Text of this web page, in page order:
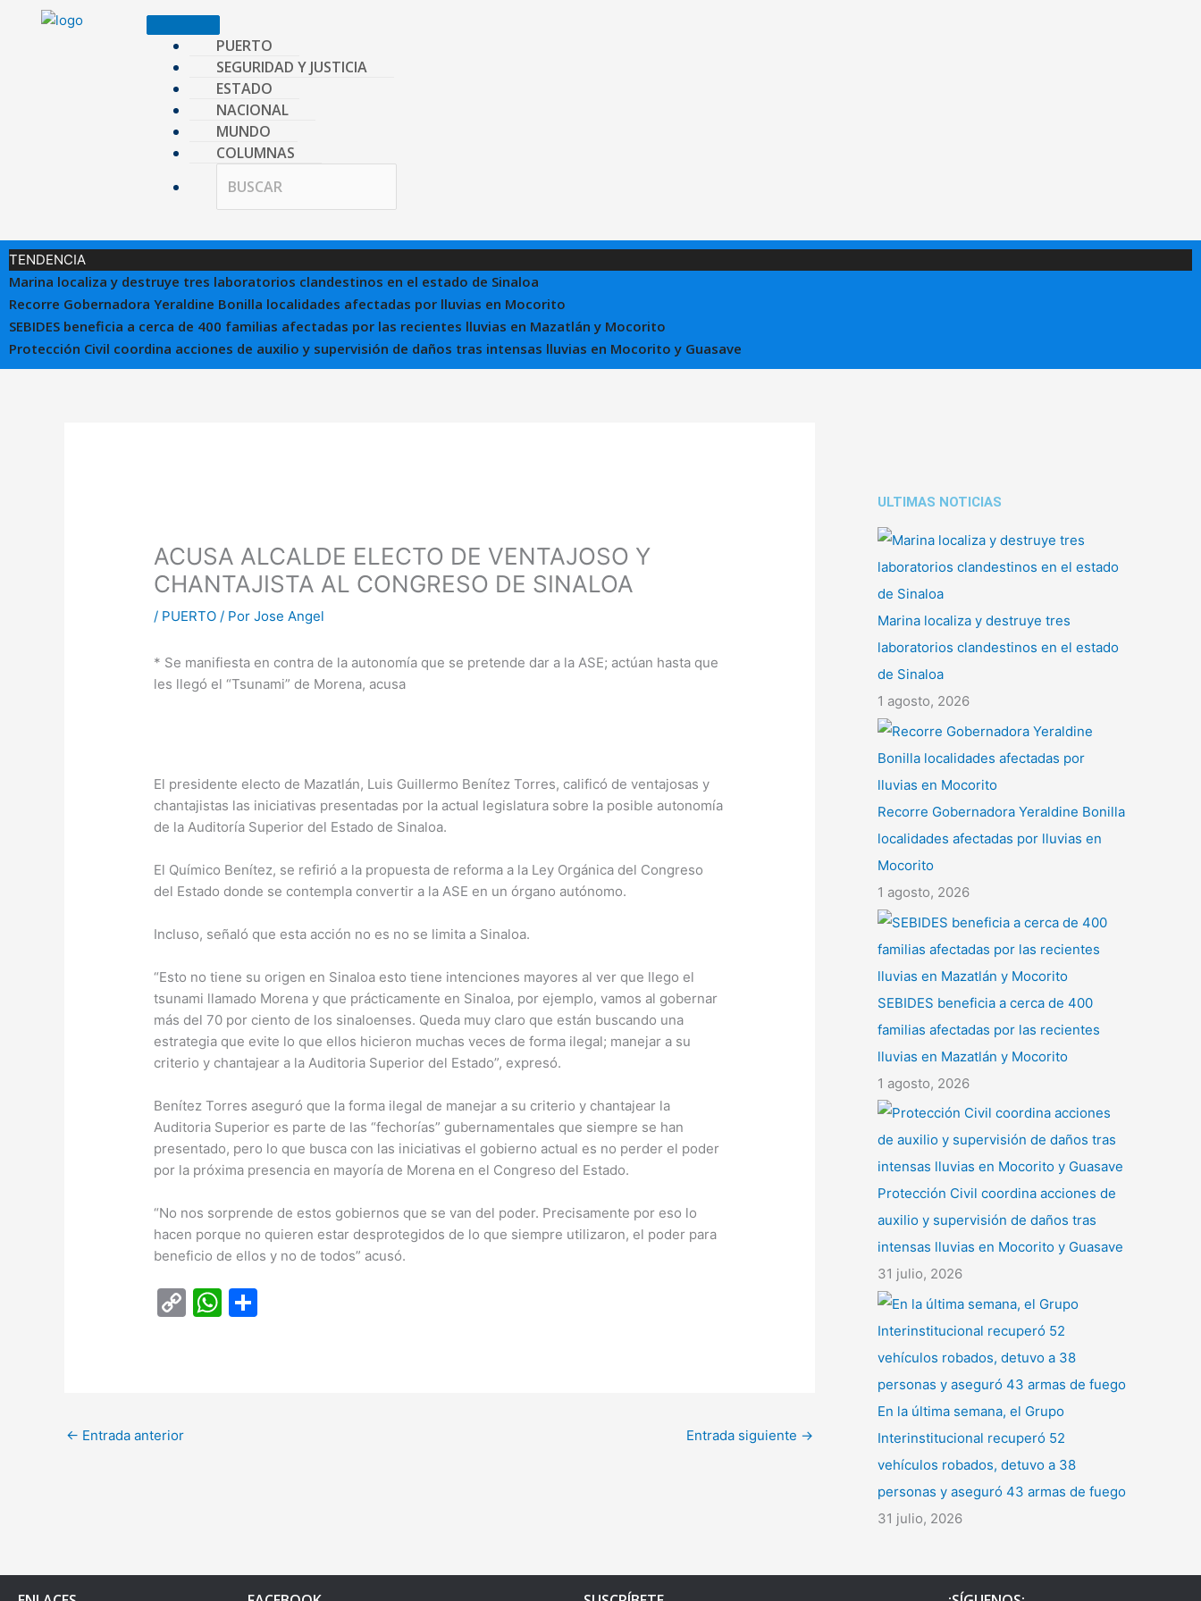
PUERTO
SEGURIDAD Y JUSTICIA
ESTADO
NACIONAL
MUNDO
COLUMNAS
TENDENCIA
Marina localiza y destruye tres laboratorios clandestinos en el estado de Sinaloa
Recorre Gobernadora Yeraldine Bonilla localidades afectadas por lluvias en Mocorito
SEBIDES beneficia a cerca de 400 familias afectadas por las recientes lluvias en Mazatlán y Mocorito
Protección Civil coordina acciones de auxilio y supervisión de daños tras intensas lluvias en Mocorito y Guasave
ACUSA ALCALDE ELECTO DE VENTAJOSO Y
CHANTAJISTA AL CONGRESO DE SINALOA
/ PUERTO / PorJose Angel
* Se manifiesta en contra de la autonomía que se pretende dar a la ASE; actúan hasta que
les llegó el “Tsunami” de Morena, acusa
El presidente electo de Mazatlán, Luis Guillermo Benítez Torres, calificó de ventajosas y
chantajistas las iniciativas presentadas por la actual legislatura sobre la posible autonomía
de la Auditoría Superior del Estado de Sinaloa.
El Químico Benítez, se refirió a la propuesta de reforma a la Ley Orgánica del Congreso
del Estado donde se contempla convertir a la ASE en un órgano autónomo.
Incluso, señaló que esta acción no es no se limita a Sinaloa.
“Esto no tiene su origen en Sinaloa esto tiene intenciones mayores al ver que llego el
tsunami llamado Morena y que prácticamente en Sinaloa, por ejemplo, vamos al gobernar
más del 70 por ciento de los sinaloenses. Queda muy claro que están buscando una
estrategia que evite lo que ellos hicieron muchas veces de forma ilegal; manejar a su
criterio y chantajear a la Auditoria Superior del Estado”, expresó.
Benítez Torres aseguró que la forma ilegal de manejar a su criterio y chantajear la
Auditoria Superior es parte de las “fechorías” gubernamentales que siempre se han
presentado, pero lo que busca con las iniciativas el gobierno actual es no perder el poder
por la próxima presencia en mayoría de Morena en el Congreso del Estado.
“No nos sorprende de estos gobiernos que se van del poder. Precisamente por eso lo
hacen porque no quieren estar desprotegidos de lo que siempre utilizaron, el poder para
beneficio de ellos y no de todos” acusó.
C
W
← Entrada anterior Entrada siguiente →
ULTIMAS NOTICIAS
Marina localiza y destruye tres
laboratorios clandestinos en el estado
de Sinaloa
1 agosto, 2026
Recorre Gobernadora Yeraldine Bonilla
localidades afectadas por lluvias en
Mocorito
1 agosto, 2026
SEBIDES beneficia a cerca de 400
familias afectadas por las recientes
lluvias en Mazatlán y Mocorito
1 agosto, 2026
Protección Civil coordina acciones de
auxilio y supervisión de daños tras
intensas lluvias en Mocorito y Guasave
31 julio, 2026
En la última semana, el Grupo
Interinstitucional recuperó 52
vehículos robados, detuvo a 38
personas y aseguró 43 armas de fuego
31 julio, 2026